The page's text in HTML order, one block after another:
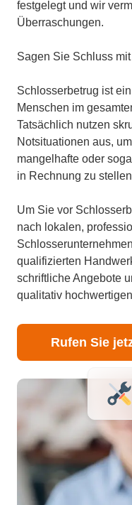
festgelegt und wir
Überraschungen.
Sagen Sie Schluss
Schlosserbetrug ist
Menschen im
Tatsächlich nutzen
Notsituationen aus,
mangelhafte oder
in Rechnung zu
Um Sie vor
nach lokalen,
qualifizierten
schriftliche Angebote
qualitativ
Rufen Sie